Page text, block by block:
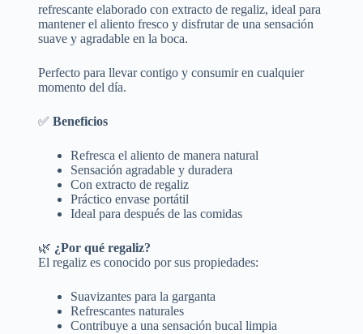
refrescante elaborado con extracto de regaliz, ideal para
mantener el aliento fresco y disfrutar de una sensación
suave y agradable en la boca.
Perfecto para llevar contigo y consumir en cualquier
momento del día.
✅ Beneficios
Refresca el aliento de manera natural
Sensación agradable y duradera
Con extracto de regaliz
Práctico envase portátil
Ideal para después de las comidas
🌿 ¿Por qué regaliz?
El regaliz es conocido por sus propiedades:
Suavizantes para la garganta
Refrescantes naturales
Contribuye a una sensación bucal limpia